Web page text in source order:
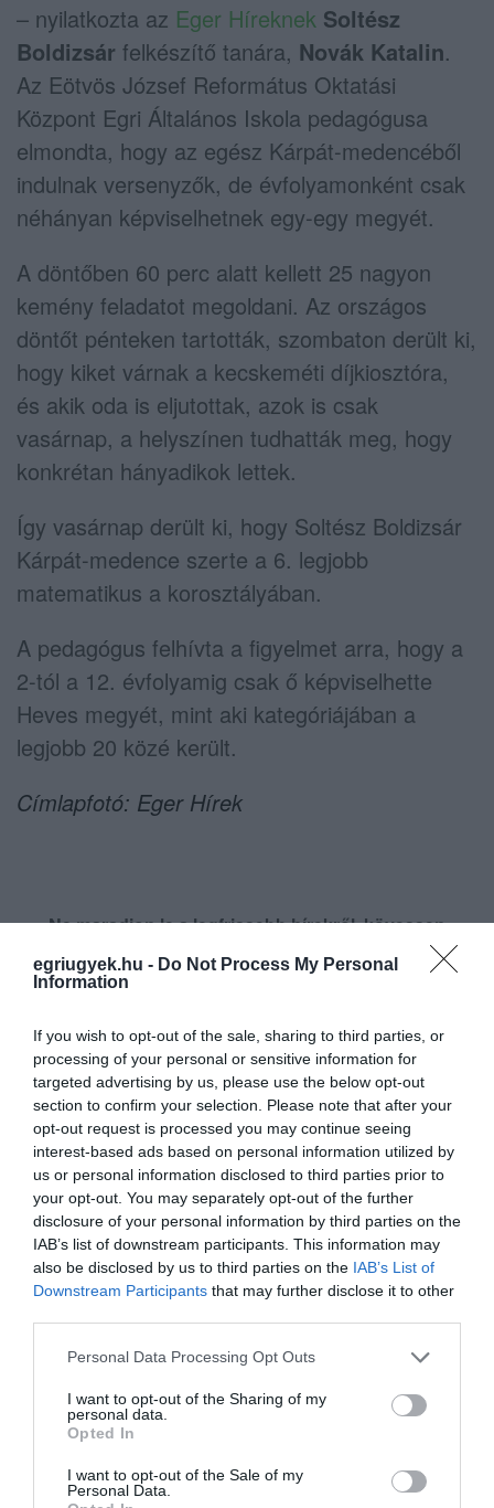
egriugyek.hu - Do Not Process My Personal
Information
If you wish to opt-out of the sale, sharing to third parties, or
processing of your personal or sensitive information for
targeted advertising by us, please use the below opt-out
section to confirm your selection. Please note that after your
opt-out request is processed you may continue seeing
interest-based ads based on personal information utilized by
us or personal information disclosed to third parties prior to
your opt-out. You may separately opt-out of the further
disclosure of your personal information by third parties on the
IAB’s list of downstream participants. This information may
also be disclosed by us to third parties on the IAB’s List of
Downstream Participants that may further disclose it to other
Please note that this website/app uses one or more Google
not limited to your visit or usage behaviour. You may click to
grant or deny consent to Google and its third-party tags to
use your data for below specified purposes in below Google
consent section.
Personal Data Processing Opt Outs
I want to opt-out of the Sharing of my
personal data.
Opted In
I want to opt-out of the Sale of my
Personal Data.
– nyilatkozta az Eger Híreknek Soltész
Boldizsár felkészítő tanára, Novák Katalin.
Az Eötvös József Református Oktatási
Központ Egri Általános Iskola pedagógusa
elmondta, hogy az egész Kárpát-medencéből
indulnak versenyzők, de évfolyamonként csak
néhányan képviselhetnek egy-egy megyét.
A döntőben 60 perc alatt kellett 25 nagyon
kemény feladatot megoldani. Az országos
döntőt pénteken tartották, szombaton derült ki,
hogy kiket várnak a kecskeméti díjkiosztóra,
és akik oda is eljutottak, azok is csak
vasárnap, a helyszínen tudhatták meg, hogy
konkrétan hányadikok lettek.
Így vasárnap derült ki, hogy Soltész Boldizsár
Kárpát-medence szerte a 6. legjobb
matematikus a korosztályában.
A pedagógus felhívta a figyelmet arra, hogy a
2-tól a 12. évfolyamig csak ő képviselhette
Heves megyét, mint aki kategóriájában a
legjobb 20 közé került.
Címlapfotó: Eger Hírek
Ne maradjon le a legfrissebb hírekről, kövessen
bennünket az EGRI ÜGYEK Google Hírek oldalán!
Legfrissebb híreink
MINDENNAPI ÁTALAKULÁSA
ÚJ MOBILALKALMAZÁS ERŐSÍTI EGER